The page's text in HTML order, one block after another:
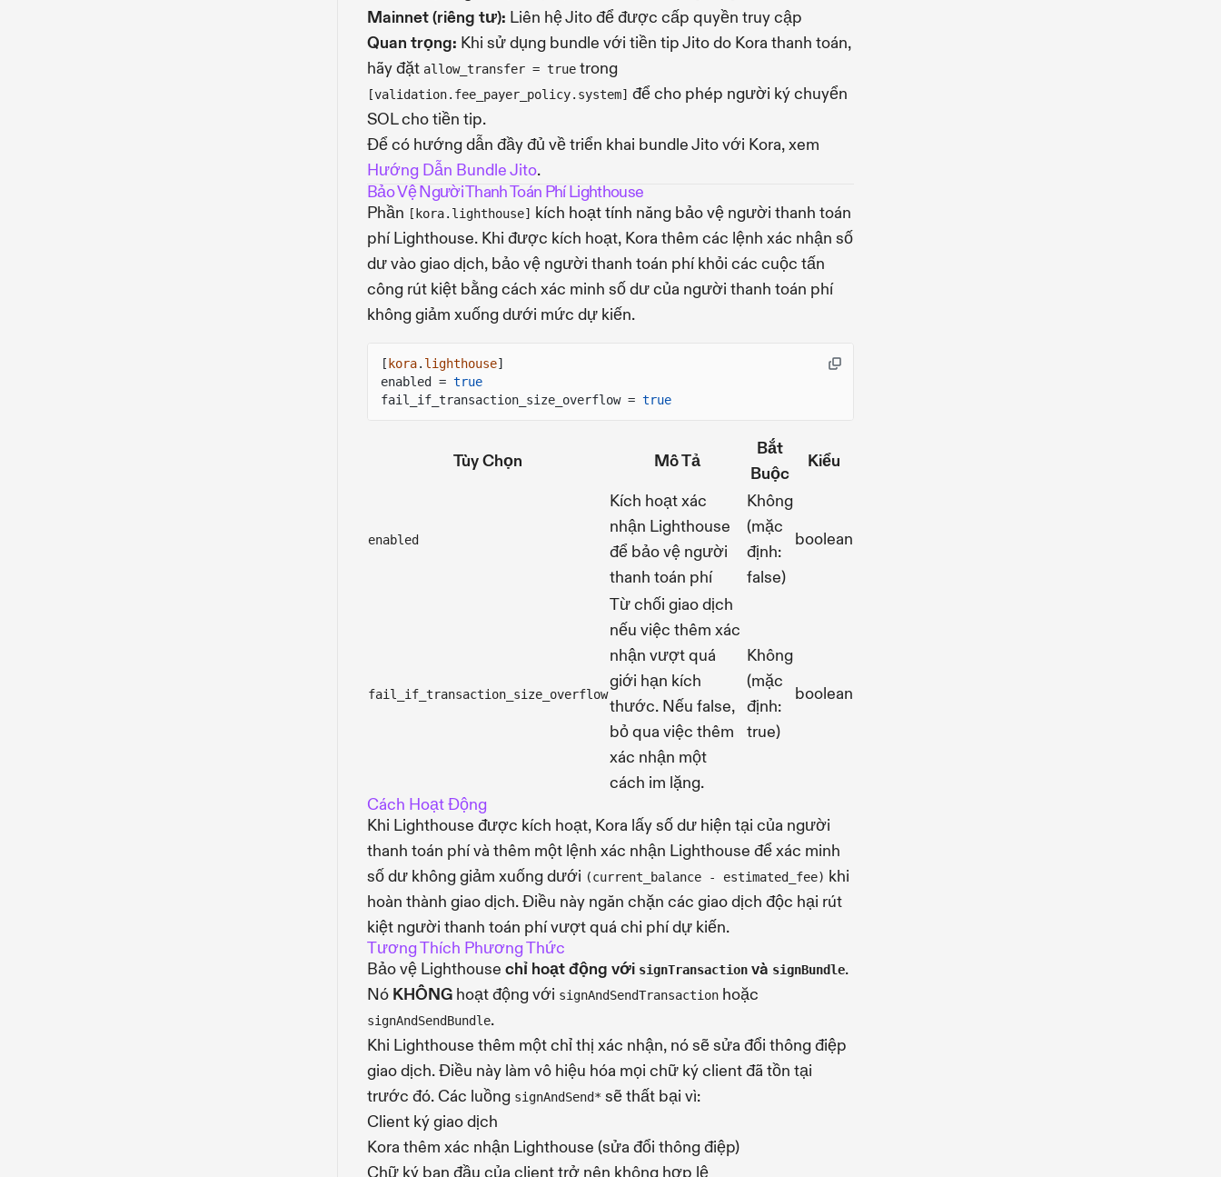
Mainnet (riêng tư): Liên hệ Jito để được cấp quyền truy cập
Quan trọng: Khi sử dụng bundle với tiền tip Jito do Kora thanh toán,
hãy đặt allow_transfer = true trong
[validation.fee_payer_policy.system] để cho phép người ký chuyển
SOL cho tiền tip.
Để có hướng dẫn đầy đủ về triển khai bundle Jito với Kora, xem
Hướng Dẫn Bundle Jito.
Bảo Vệ Người Thanh Toán Phí Lighthouse
Phần [kora.lighthouse] kích hoạt tính năng bảo vệ người thanh toán
phí Lighthouse. Khi được kích hoạt, Kora thêm các lệnh xác nhận số
dư vào giao dịch, bảo vệ người thanh toán phí khỏi các cuộc tấn
công rút kiệt bằng cách xác minh số dư của người thanh toán phí
không giảm xuống dưới mức dự kiến.
[ kora. lighthouse]
enabled = true
fail_if_transaction_size_overflow = true
Tùy Chọn Mô Tả
Bắt
Buộc
Kiểu
enabled
Kích hoạt xác
nhận Lighthouse
để bảo vệ người
thanh toán phí
Không
(mặc
định:
false)
boolean
fail_if_transaction_size_overflow
Từ chối giao dịch
nếu việc thêm xác
nhận vượt quá
giới hạn kích
thước. Nếu false,
bỏ qua việc thêm
xác nhận một
cách im lặng.
Không
(mặc
định:
true)
boolean
Cách Hoạt Động
Khi Lighthouse được kích hoạt, Kora lấy số dư hiện tại của người
thanh toán phí và thêm một lệnh xác nhận Lighthouse để xác minh
số dư không giảm xuống dưới (current_balance - estimated_fee) khi
hoàn thành giao dịch. Điều này ngăn chặn các giao dịch độc hại rút
kiệt người thanh toán phí vượt quá chi phí dự kiến.
Tương Thích Phương Thức
Bảo vệ Lighthouse chỉ hoạt động với signTransaction và signBundle.
Nó KHÔNG hoạt động với signAndSendTransaction hoặc
signAndSendBundle.
Khi Lighthouse thêm một chỉ thị xác nhận, nó sẽ sửa đổi thông điệp
giao dịch. Điều này làm vô hiệu hóa mọi chữ ký client đã tồn tại
trước đó. Các luồng signAndSend* sẽ thất bại vì:
Client ký giao dịch
Kora thêm xác nhận Lighthouse (sửa đổi thông điệp)